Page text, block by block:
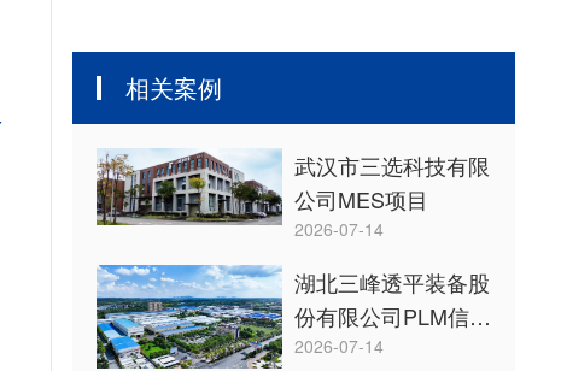
相关案例
武汉市三选科技有限
公司MES项目
2026-07-14
湖北三峰透平装备股
份有限公司PLM信息
系统项目
2026-07-14